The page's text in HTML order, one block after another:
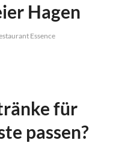
Hagen
Essence
für
passen?